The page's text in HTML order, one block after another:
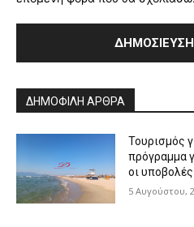
ΔΗΜΟΦΙΛΗ ΑΡΘΡΑ
Τουρισμός
πρόγραμμα
οι υποβολές
5 Αυγούστου,